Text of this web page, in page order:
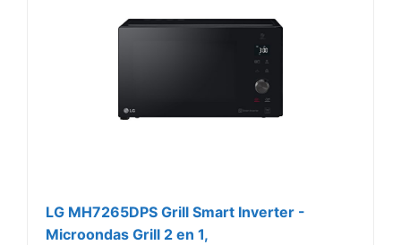
LG MH7265DPS Grill Smart Inverter -
Microondas Grill 2 en 1,